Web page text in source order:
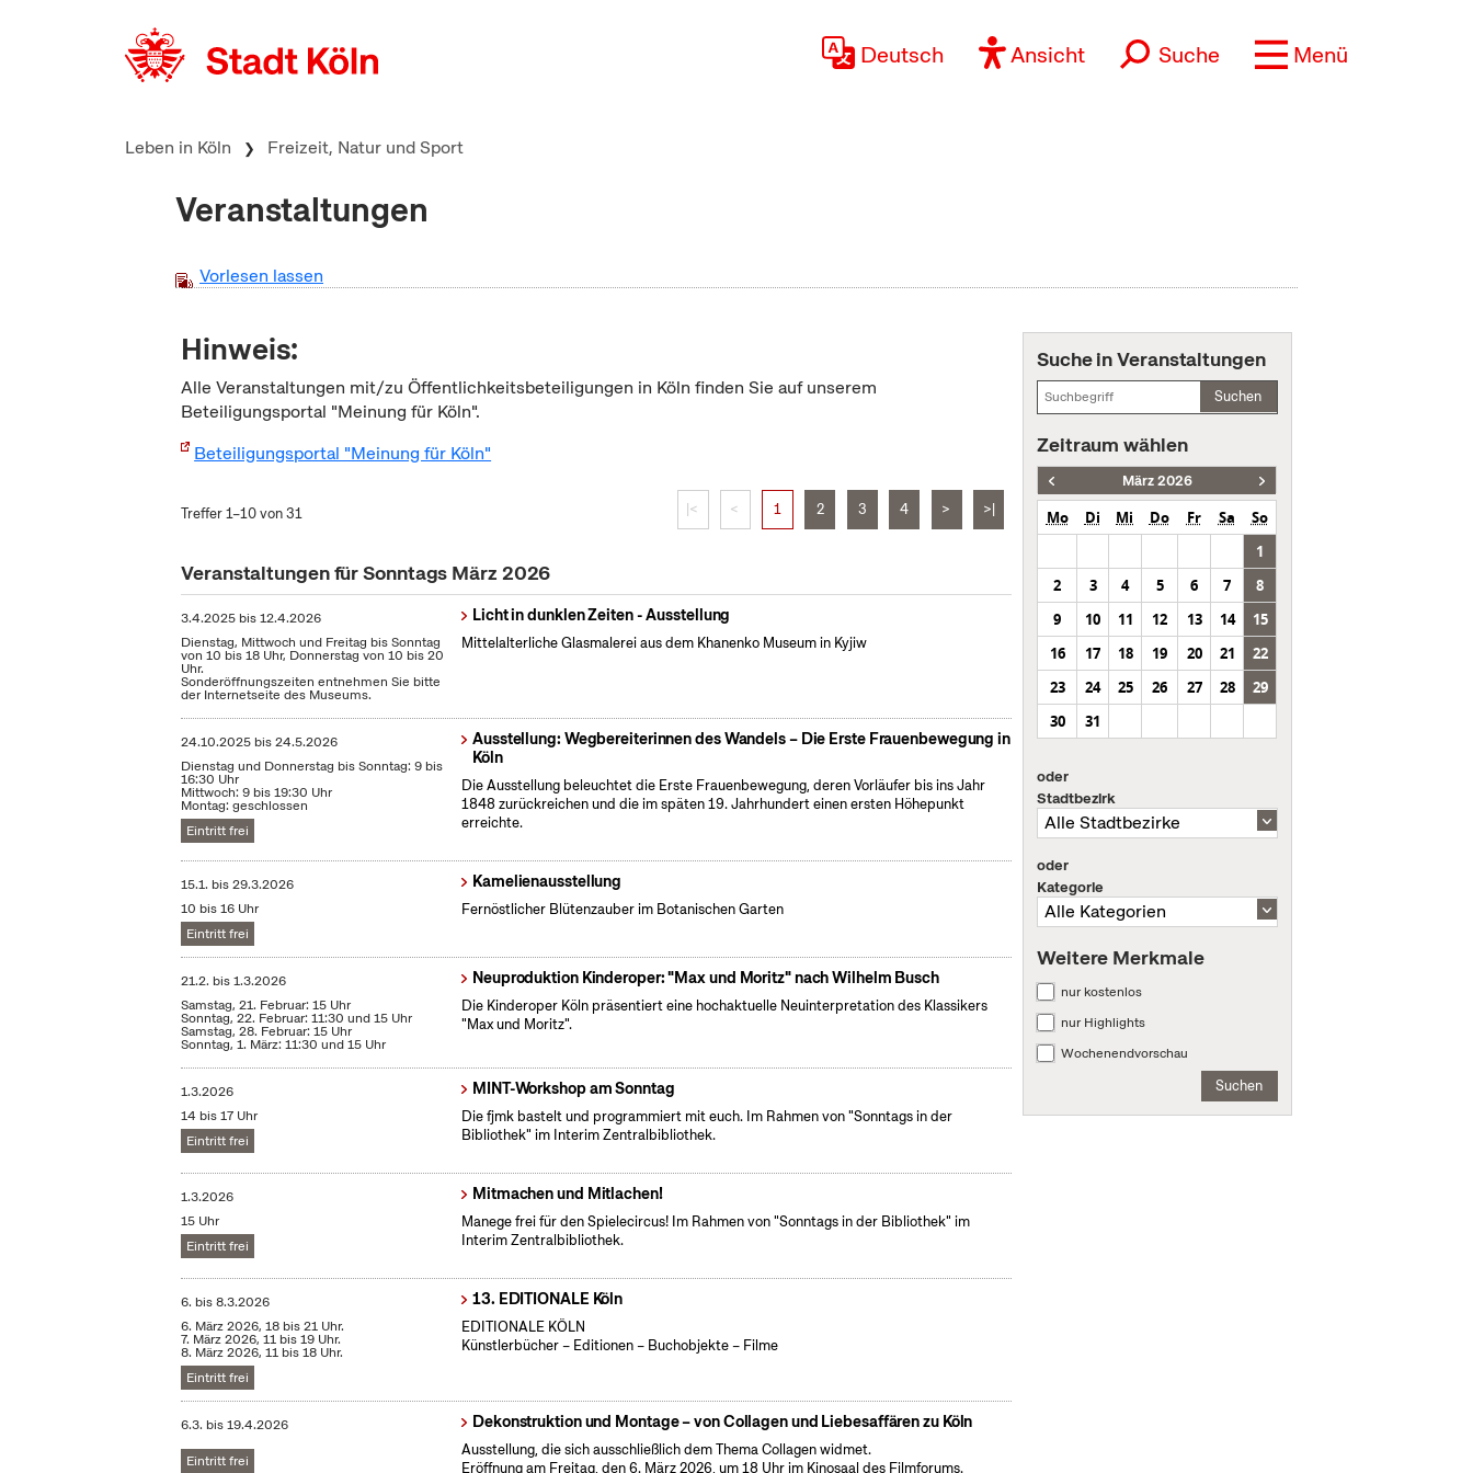
Deutsch Ansicht Suche Menü
Leben in Köln Freizeit, Natur und Sport
Veranstaltungen
Vorlesen lassen
Hinweis:
Alle Veranstaltungen mit/zu Öffentlichkeitsbeteiligungen in Köln finden Sie auf unserem
Beteiligungsportal "Meinung für Köln".
Beteiligungsportal "Meinung für Köln"
Treffer 1–10 von 31 |< < 1 2 3 4 > >|
Veranstaltungen für Sonntags März 2026
3.4.2025 bis12.4.2026
Dienstag, Mittwoch und Freitag bis Sonntag
von 10 bis 18 Uhr, Donnerstag von 10 bis 20
Uhr.
Sonderöffnungszeiten entnehmen Sie bitte
der Internetseite des Museums.
Licht in dunklen Zeiten - Ausstellung
Mittelalterliche Glasmalerei aus dem Khanenko Museum in Kyjiw
24.10.2025 bis24.5.2026
Dienstag und Donnerstag bis Sonntag: 9 bis
16:30 Uhr
Mittwoch: 9 bis 19:30 Uhr
Montag: geschlossen
Eintritt frei
Ausstellung: Wegbereiterinnen des Wandels – Die Erste Frauenbewegung in
Köln
Die Ausstellung beleuchtet die Erste Frauenbewegung, deren Vorläufer bis ins Jahr
1848 zurückreichen und die im späten 19. Jahrhundert einen ersten Höhepunkt
erreichte.
15.1. bis29.3.2026
10 bis 16 Uhr
Eintritt frei
Kamelienausstellung
Fernöstlicher Blütenzauber im Botanischen Garten
21.2. bis1.3.2026
Samstag, 21. Februar: 15 Uhr
Sonntag, 22. Februar: 11:30 und 15 Uhr
Samstag, 28. Februar: 15 Uhr
Sonntag, 1. März: 11:30 und 15 Uhr
Neuproduktion Kinderoper: "Max und Moritz" nach Wilhelm Busch
Die Kinderoper Köln präsentiert eine hochaktuelle Neuinterpretation des Klassikers
"Max und Moritz".
1.3.2026
14 bis 17 Uhr
Eintritt frei
MINT-Workshop am Sonntag
Die fjmk bastelt und programmiert mit euch. Im Rahmen von "Sonntags in der
Bibliothek" im Interim Zentralbibliothek.
1.3.2026
15 Uhr
Eintritt frei
Mitmachen und Mitlachen!
Manege frei für den Spielecircus! Im Rahmen von "Sonntags in der Bibliothek" im
Interim Zentralbibliothek.
6. bis8.3.2026
6. März 2026, 18 bis 21 Uhr.
7. März 2026, 11 bis 19 Uhr.
8. März 2026, 11 bis 18 Uhr.
Eintritt frei
13. EDITIONALE Köln
EDITIONALE KÖLN
Künstlerbücher – Editionen – Buchobjekte – Filme
6.3. bis19.4.2026
Eintritt frei
Dekonstruktion und Montage – von Collagen und Liebesaffären zu Köln
Ausstellung, die sich ausschließlich dem Thema Collagen widmet.
Eröffnung am Freitag, den 6. März 2026, um 18 Uhr im Kinosaal des Filmforums.
Suche in Veranstaltungen
Suchen
Zeitraum wählen
März 2026
Mo Di Mi Do Fr Sa
So
1
2
3 4 5 6 7
8
9
10 11 12 13 14
15
16
17 18 19 20 21
22
23
24 25 26 27 28
29
30
31
oder
Stadtbezirk
oder
Kategorie
Weitere Merkmale
nur kostenlos
nur Highlights
Wochenendvorschau
Suchen